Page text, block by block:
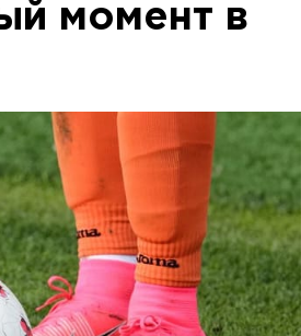
момент в